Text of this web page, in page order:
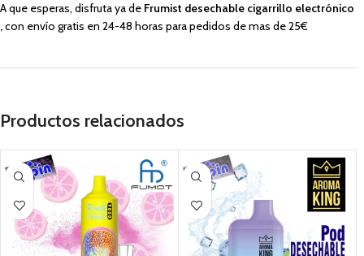
A que esperas, disfruta ya de Frumist desechable cigarrillo electrónico
,con envío gratis en 24-48 horas para pedidos de mas de 25€
Productos relacionados